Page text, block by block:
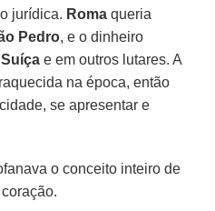
jurídica. Roma queria
Pedro, e o dinheiro
Suíça e em outros lutares. A
na época, então
se apresentar e
o conceito inteiro de